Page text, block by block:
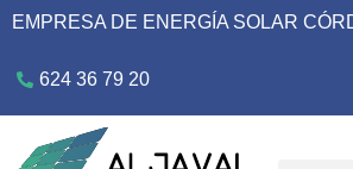
EMPRESA DE ENERGÍA SOLAR
624 36 79 20